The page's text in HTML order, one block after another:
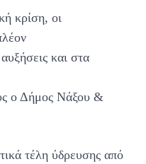
κρίση, οι
και στα
ο Δήμος Νάξου &
τέλη ύδρευσης από